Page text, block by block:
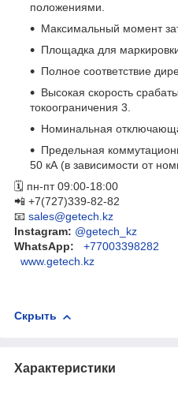
положениями.
Максимальный момент
Площадка для
Полное соответствие
Высокая скорость
токоограничения 3.
Номинальная
Предельная
50 кА (в зависимости от
🗓 пн-пт 09:00-18:00
📲 +7(727)339-82-82
📧 sales@getech.kz
Instagram: @getech_kz
WhatsApp:
+77003398282
www.getech.kz
Скрыть
Характеристики